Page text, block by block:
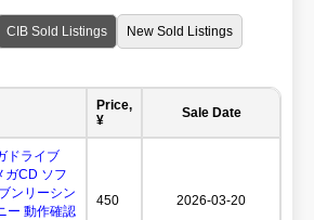
CIB Sold Listings New Sold Listings
Price,
¥
Sale Date
ドライブ
ガCD ソフ
ンリーシン
ー 動作確認
450 2026-03-20